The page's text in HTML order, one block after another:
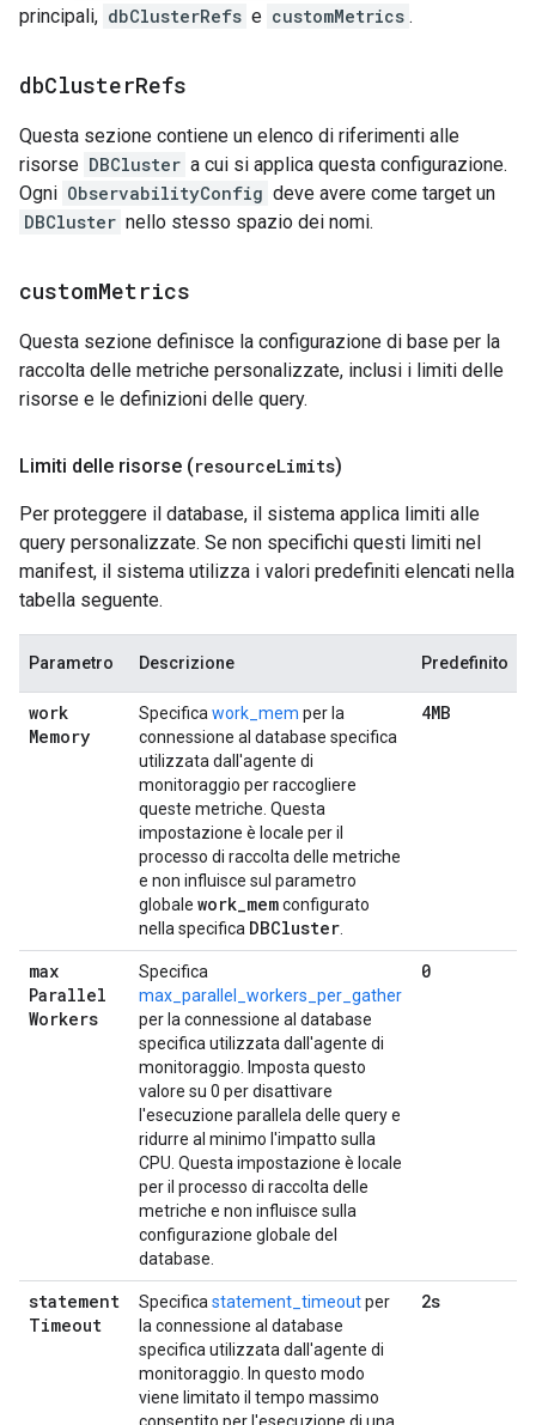
principali, dbClusterRefs e customMetrics .
dbClusterRefs
Questa sezione contiene un elenco di riferimenti alle
risorse DBCluster a cui si applica questa configurazione.
Ogni ObservabilityConfig deve avere come target un
DBCluster nello stesso spazio dei nomi.
customMetrics
Questa sezione definisce la configurazione di base per la
raccolta delle metriche personalizzate, inclusi i limiti delle
risorse e le definizioni delle query.
Limiti delle risorse (resourceLimits)
Per proteggere il database, il sistema applica limiti alle
query personalizzate. Se non specifichi questi limiti nel
manifest, il sistema utilizza i valori predefiniti elencati nella
tabella seguente.
Parametro Descrizione Predefinito
work
Memory
Specifica work_mem per la
connessione al database specifica
utilizzata dall'agente di
monitoraggio per raccogliere
queste metriche. Questa
impostazione è locale per il
processo di raccolta delle metriche
e non influisce sul parametro
globale work_memconfigurato
nella specifica DBCluster
4MB
max
Parallel
Workers
Specifica
max_parallel_workers_per_gather
per la connessione al database
specifica utilizzata dall'agente di
monitoraggio. Imposta questo
valore su 0 per disattivare
l'esecuzione parallela delle query e
ridurre al minimo l'impatto sulla
CPU. Questa impostazione è locale
per il processo di raccolta delle
metriche e non influisce sulla
configurazione globale del
database.
0
statement
Timeout
Specifica statement_timeoutper
la connessione al database
specifica utilizzata dall'agente di
monitoraggio. In questo modo
viene limitato il tempo massimo
2s